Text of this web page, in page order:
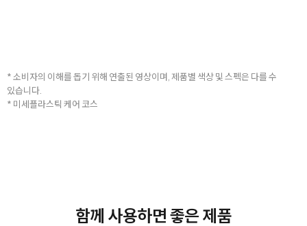
* 소비자의 이해를 돕기 위해 연출된 영상이며, 제품별 색상 및 스펙은 다를 수
있습니다.
* 미세플라스틱 케어 코스
함께 사용하면 좋은 제품